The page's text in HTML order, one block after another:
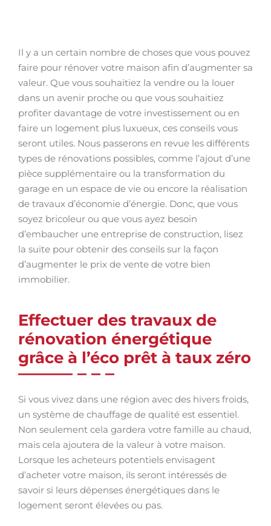
Il y a un certain nombre de choses que vous pouvez
faire pour rénover votre maison afin d’augmenter sa
valeur. Que vous souhaitiez la vendre ou la louer
dans un avenir proche ou que vous souhaitiez
profiter davantage de votre investissement ou en
faire un logement plus luxueux, ces conseils vous
seront utiles. Nous passerons en revue les différents
types de rénovations possibles, comme l’ajout d’une
pièce supplémentaire ou la transformation du
garage en un espace de vie ou encore la réalisation
de travaux d’économie d’énergie. Donc, que vous
soyez bricoleur ou que vous ayez besoin
d’embaucher une entreprise de construction, lisez
la suite pour obtenir des conseils sur la façon
d’augmenter le prix de vente de votre bien
immobilier.
Effectuer des travaux de
rénovation énergétique
grâce à l’éco prêt à taux zéro
Si vous vivez dans une région avec des hivers froids,
un système de chauffage de qualité est essentiel.
Non seulement cela gardera votre famille au chaud,
mais cela ajoutera de la valeur à votre maison.
Lorsque les acheteurs potentiels envisagent
d’acheter votre maison, ils seront intéressés de
savoir si leurs dépenses énergétiques dans le
logement seront élevées ou pas.